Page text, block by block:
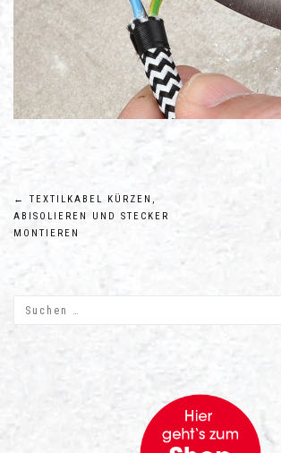
Beitragsnavigation
←
TEXTILKABEL KÜRZEN,
ABISOLIEREN UND STECKER
MONTIEREN